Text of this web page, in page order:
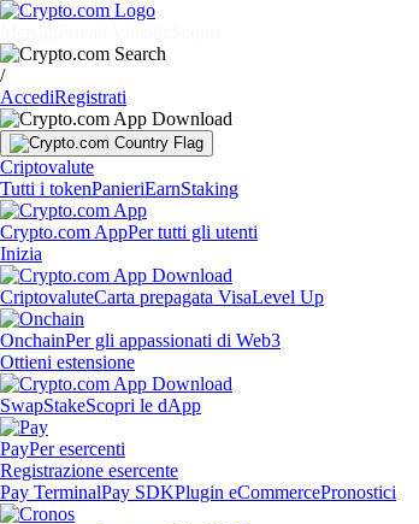
/
AccediRegistrati
Criptovalute
Tutti i tokenPanieriEarnStaking
Crypto.com AppPer tutti gli utenti
Inizia
CriptovaluteCarta prepagata VisaLevel Up
OnchainPer gli appassionati di Web3
Ottieni estensione
SwapStakeScopri le dApp
PayPer esercenti
Registrazione esercente
Pay TerminalPay SDKPlugin eCommercePronostici